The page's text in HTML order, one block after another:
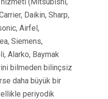
Daikin, Sharp,
Airfel,
Siemens,
Alarko, Baymak
bilmeden bilinçsiz
daha büyük bir
periyodik